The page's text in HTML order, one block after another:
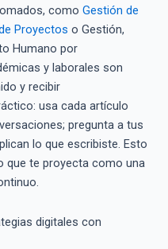
como Gestión de
Proyectos o Gestión,
Humano por
y laborales son
y recibir
usa cada artículo
pregunta a tus
lo que escribiste. Esto
que te proyecta como una
digitales con